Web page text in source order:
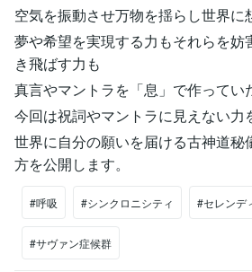
空気を振動させ万物を揺らし世界に
夢や希望を実現する力もそれらを妨
き飛ばす力も
真言やマントラを「息」で作ってい
今回は祝詞やマントラに見えない力
世界に自分の願いを届ける古神道秘
方を公開します。
#呼吸 #シンクロニシティ #セレンデ
#サヴァン症候群